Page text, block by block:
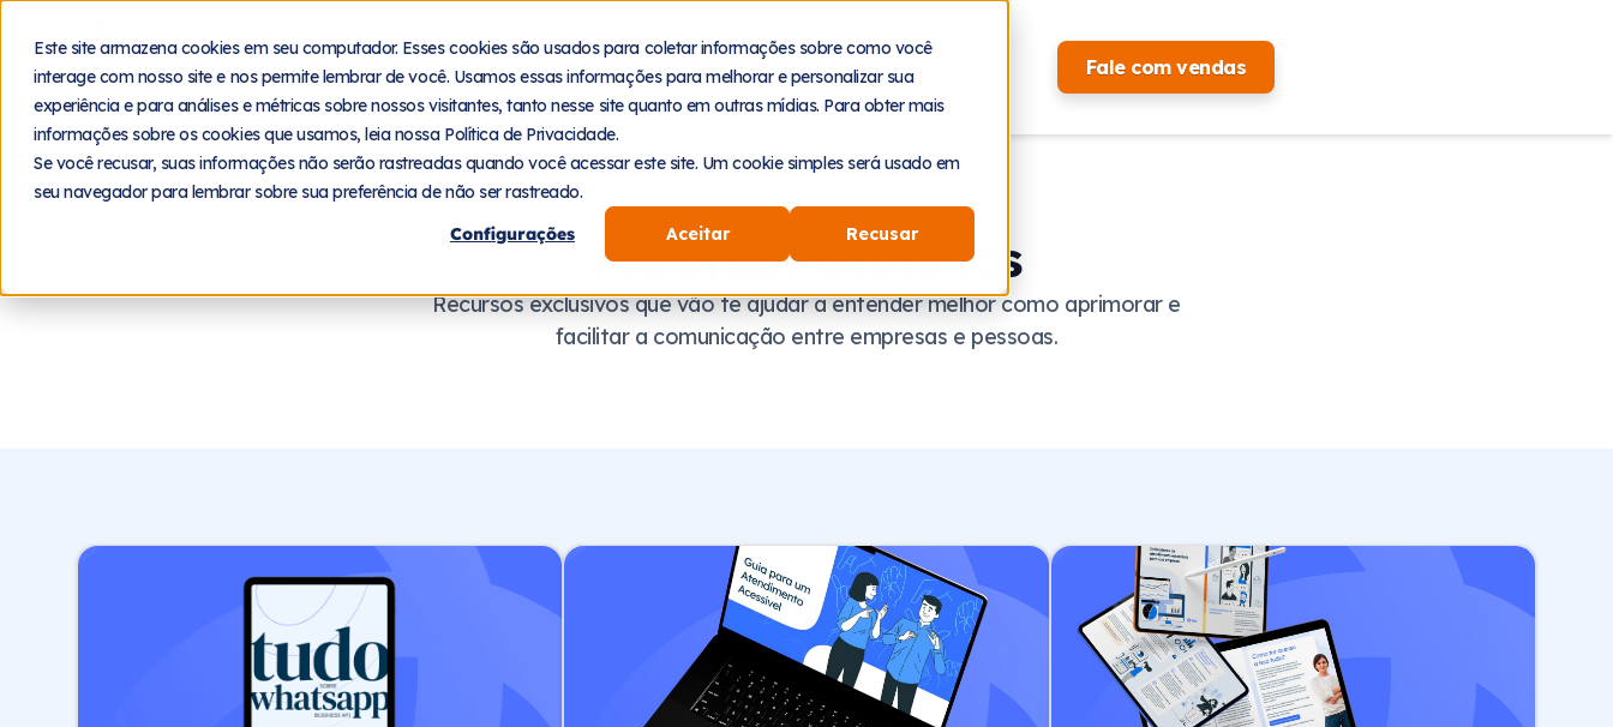
Este site armazena cookies em seu computador. Esses cookies são usados para coletar informações sobre como você
interage com nosso site e nos permite lembrar de você. Usamos essas informações para melhorar e personalizar sua
experiência e para análises e métricas sobre nossos visitantes, tanto nesse site quanto em outras mídias. Para obter mais
informações sobre os cookies que usamos, leia nossa Política de Privacidade.
Se você recusar, suas informações não serão rastreadas quando você acessar este site. Um cookie simples será usado em
seu navegador para lembrar sobre sua preferência de não ser rastreado.
Configurações
Aceitar Recusar
Plataforma Segmentos Recursos Planos
Cases
Seja um parceiro
Fale com vendas
Materiais Gratuitos
Recursos exclusivos que vão te ajudar a entender melhor como aprimorar e
facilitar a comunicação entre empresas e pessoas.